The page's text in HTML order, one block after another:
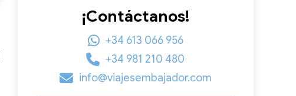
¡Contáctanos!
+34 613 066 956
+34 981 210 480
info@viajesembajador.com